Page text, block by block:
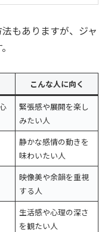
もありますが、ジャ
こんな人に向く
緊張感や展開を楽し
みたい人
静かな感情の動きを
味わいたい人
映像美や余韻を重視
する人
生活感や心理の深さ
を観たい人